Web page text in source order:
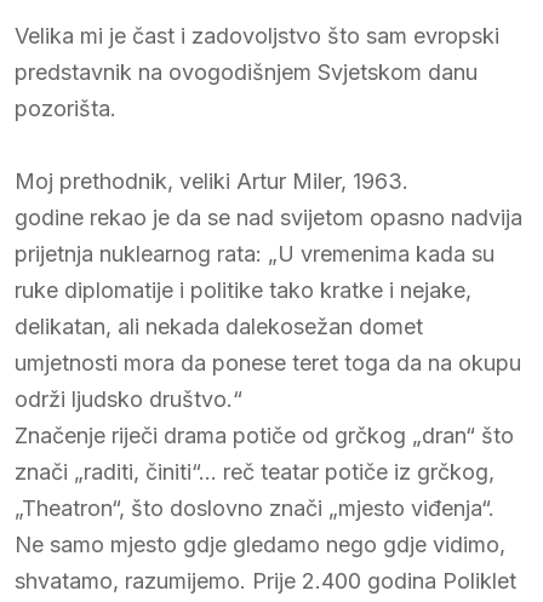
Velika mi je čast i zadovoljstvo što sam evropski
predstavnik na ovogodišnjem Svjetskom danu
pozorišta.
Moj prethodnik, veliki Artur Miler, 1963.
godine rekao je da se nad svijetom opasno nadvija
prijetnja nuklearnog rata: „U vremenima kada su
ruke diplomatije i politike tako kratke i nejake,
delikatan, ali nekada dalekosežan domet
umjetnosti mora da ponese teret toga da na okupu
održi ljudsko društvo.“
Značenje riječi drama potiče od grčkog „dran“ što
znači „raditi, činiti“… reč teatar potiče iz grčkog,
„Theatron“, što doslovno znači „mjesto viđenja“.
Ne samo mjesto gdje gledamo nego gdje vidimo,
shvatamo, razumijemo. Prije 2.400 godina Poliklet